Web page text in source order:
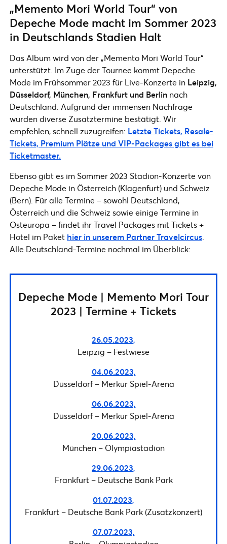
„Memento Mori World Tour“ von
Depeche Mode macht im Sommer 2023
in Deutschlands Stadien Halt
Das Album wird von der „Memento Mori World Tour“
unterstützt. Im Zuge der Tournee kommt Depeche
Mode im Frühsommer 2023 für Live-Konzerte in Leipzig,
Düsseldorf, München, Frankfurt und Berlin nach
Deutschland. Aufgrund der immensen Nachfrage
wurden diverse Zusatztermine bestätigt. Wir
empfehlen, schnell zuzugreifen: Letzte Tickets, Resale-
Tickets, Premium Plätze und VIP-Packages gibt es bei
Ticketmaster.
Ebenso gibt es im Sommer 2023 Stadion-Konzerte von
Depeche Mode in Österreich (Klagenfurt) und Schweiz
(Bern). Für alle Termine – sowohl Deutschland,
Österreich und die Schweiz sowie einige Termine in
Osteuropa – findet ihr Travel Packages mit Tickets +
Hotel im Paket hier in unserem Partner Travelcircus
Alle Deutschland-Termine nochmal im Überblick:
Depeche Mode | Memento Mori Tour
2023 | Termine + Tickets
26.05.2023,
Leipzig – Festwiese
04.06.2023,
Düsseldorf – Merkur Spiel-Arena
06.06.2023,
Düsseldorf – Merkur Spiel-Arena
20.06.2023,
München – Olympiastadion
29.06.2023,
Frankfurt – Deutsche Bank Park
01.07.2023,
Frankfurt – Deutsche Bank Park (Zusatzkonzert)
07.07.2023,